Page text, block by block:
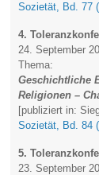
Sozietät, Bd. 77
4.
24. September
Thema:
Geschichtliche
Religionen –
[publiziert in:
Sozietät, Bd. 84
5.
23. September